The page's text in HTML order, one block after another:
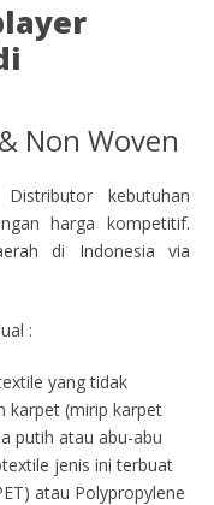
Non Woven
kebutuhan
harga kompetitif.
di Indonesia via
:
yang tidak
karpet (mirip karpet
putih atau abu-abu
jenis ini terbuat
atau Polypropylene